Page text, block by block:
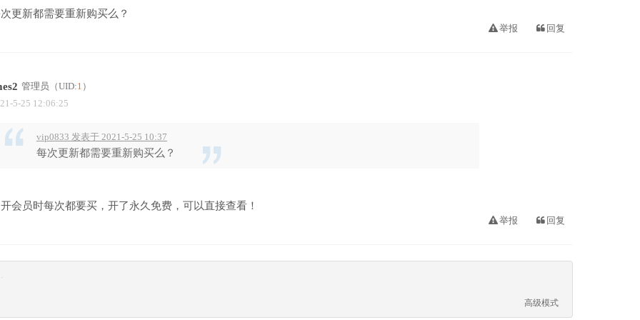
更新都需要重新购买么？
举报 回复
管理员 （UID:1 ）
5-25 12:06:25
vip0833 发表于 2021-5-25 10:37
每次更新都需要重新购买么？
会员时每次都要买，开了永久免费，可以直接查看！
举报 回复
高级模式